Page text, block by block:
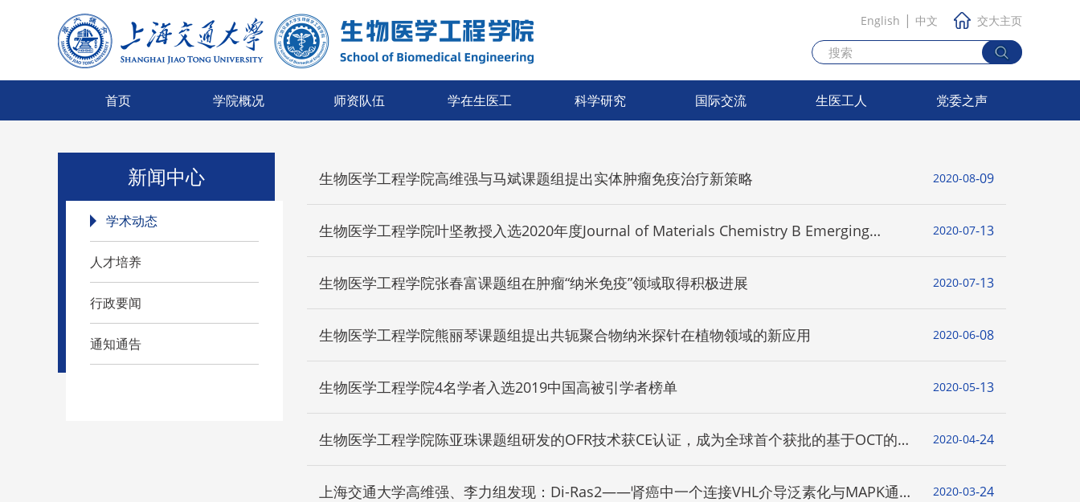
首页 学院概况 师资队伍 学在生医工 科学研究 国际交流 生医工人 党委之声
English | 中文 交大主页
新闻中心
学术动态
人才培养
行政要闻
通知通告
生物医学工程学院高维强与马斌课题组提出实体肿瘤免疫治疗新策略 09
2020-08
生物医学工程学院叶坚教授入选2020年度Journal of Materials Chemistry B Emerging
13
2020-07
生物医学工程学院张春富课题组在肿瘤“纳米免疫”领域取得积极进展 13
2020-07
生物医学工程学院熊丽琴课题组提出共轭聚合物纳米探针在植物领域的新应用 08
2020-06
生物医学工程学院4名学者入选2019中国高被引学者榜单 13
2020-05
生物医学工程学院陈亚珠课题组研发的OFR技术获CE认证，成为全球首个获批的基于OCT的
24
2020-04
上海交通大学高维强、李力组发现：Di-Ras2——肾癌中一个连接VHL介导泛素化与MAPK通路
24
2020-03